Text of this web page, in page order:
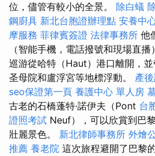
位，儘管有較小的全景。 除白蟻
鋼廚具 新北台胞證辦理點 安養中
摩服務 菲律賓簽證 法律事務所 他
（智能手機，電話撥號和現場直
巡游從哈特（Haut）港口離開，
圣母院和盧浮宮等地標浮動。 產
seo保證第一頁 養護中心 單人房
古老的石橋蓬特·諾伊夫（Pont 台
證照考試 Neuf），可以欣賞到巴
壯麗景色。 新北律師事務所 外燴
推薦 養老院 這次旅程避開了巴黎